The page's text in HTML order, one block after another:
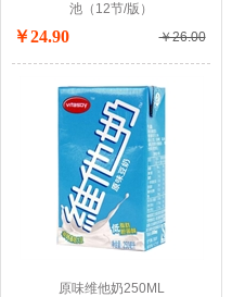
池（12节/版）
￥24.90 ￥26.00
原味维他奶250ML